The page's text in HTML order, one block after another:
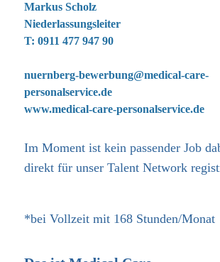
Markus Scholz
Niederlassungsleiter
T: 0911 477 947 90
nuernberg-bewerbung@medical-care-
personalservice.de
www.medical-care-personalservice.de
Im Moment ist kein passender Job
direkt für unser Talent Network
*bei Vollzeit mit 168 Stunden/Monat